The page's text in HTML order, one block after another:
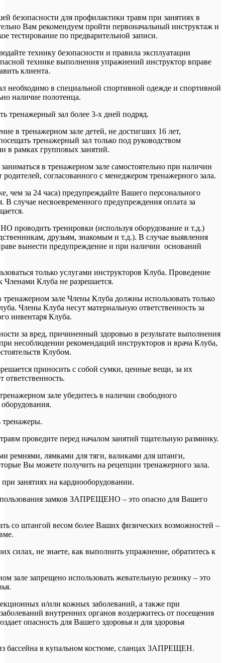
безопасности для профилактики травм при занятиях в
Вам рекомендуем пройти первоначальный инструктаж и
тестирование по предварительной записи.
технику безопасности и правила эксплуатации
технике выполнения упражнений инструктор вправе
клиента.
необходимо в специальной спортивной одежде и спортивной
наличие полотенца.
тренажерный зал более 3-х дней подряд.
в тренажерном зале детей, не достигших 16 лет,
тренажерный зал только под руководством
в рамках групповых занятий.
в тренажерном зале самостоятельно при наличии
родителей, согласованного с менеджером тренажерного зала.
чем за 24 часа) предупреждайте Вашего персонального
В случае несвоевременного предупреждения оплата за
тренировки (используя оборудование и т.д.)
друзьям, знакомым и т.д.). В случае выявления
вынести предупреждение и при наличии оснований
только услугами инструкторов Клуба. Проведение
Членами Клуба не разрешается.
тренажерном зале Члены Клуба должны использовать только
Члены Клуба несут материальную ответственность за
инвентаря Клуба.
за вред, причиненный здоровью в результате выполнения
несоблюдении рекомендаций инструкторов и врача Клуба,
Клубом.
приносить с собой сумки, ценные вещи, за их
ответственность.
зале убедитесь в наличии свободного
тренажеры.
проведите перед началом занятий тщательную разминку.
ремнями, лямками для тяги, валиками для штанги,
Вы можете получить на рецепции тренажерного зала.
занятиях на кардиооборудовании.
замков ЗАПРЕЩЕНО – это опасно для Вашего
со штангой весом более Ваших физических возможностей –
силах, не знаете, как выполнить упражнение, обратитесь к
зале запрещено использовать жевательную резинку – это
и/или кожных заболеваний, а также при
внутренних органов воздержитесь от посещения
опасность для Вашего здоровья и для здоровья
бассейна в купальном костюме, сланцах ЗАПРЕЩЕН.